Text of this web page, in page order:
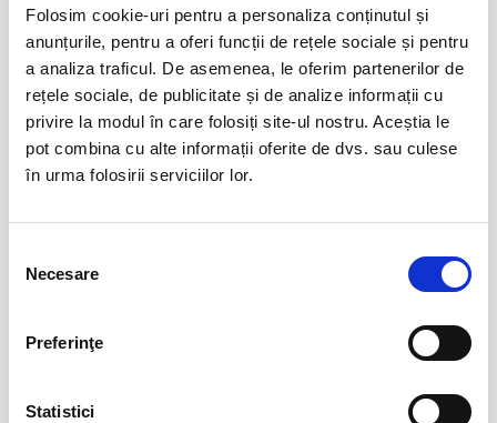
Folosim cookie-uri pentru a personaliza conținutul și
anunțurile, pentru a oferi funcții de rețele sociale și pentru
a analiza traficul. De asemenea, le oferim partenerilor de
rețele sociale, de publicitate și de analize informații cu
privire la modul în care folosiți site-ul nostru. Aceștia le
pot combina cu alte informații oferite de dvs. sau culese
în urma folosirii serviciilor lor.
consimțământului
Necesare
Preferinţe
Statistici
MASTERS OF CLASSIC 12
sept
Jazzapella - Concert jazz a capella 13
oct